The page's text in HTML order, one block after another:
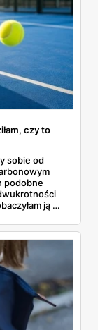
czy to
sobie od
podobne
ją w
przybywa
co
rakieta